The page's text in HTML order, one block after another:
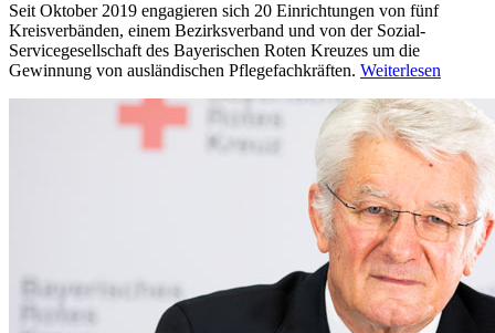
Seit Oktober 2019 engagieren sich 20 Einrichtungen von fünf
Kreisverbänden, einem Bezirksverband und von der Sozial-
Servicegesellschaft des Bayerischen Roten Kreuzes um die
Gewinnung von ausländischen Pflegefachkräften. Weiterlesen